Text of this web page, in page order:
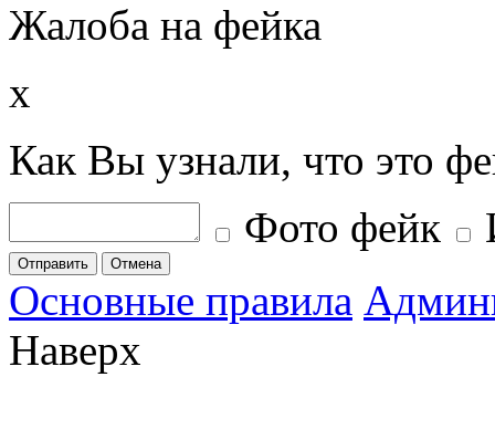
Жалоба на фейка
x
Как Вы узнали, что это
Фото фейк
Отправить Отмена
Основные правила
Наверх